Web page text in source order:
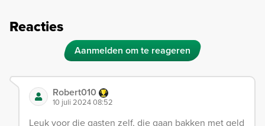
Reacties
Aanmelden om te reageren
Robert010
10 juli 2024 08:52
Leuk voor die gasten zelf, die gaan bakken met geld